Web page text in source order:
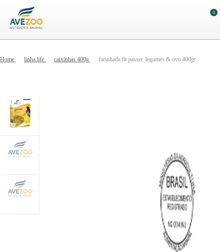
0
Home linha life caixinhas 400g farinhada fit passer. legumes & ovo 400gr